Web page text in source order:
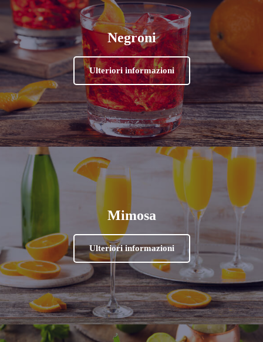
Negroni
Ulteriori informazioni
Mimosa
Ulteriori informazioni